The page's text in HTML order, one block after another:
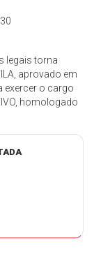
legais torna
aprovado em
exercer o cargo
homologado